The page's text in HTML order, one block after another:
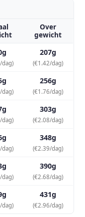
Over
gewicht
dag)
207g
(€1.42/dag)
dag)
256g
(€1.76/dag)
dag)
303g
(€2.08/dag)
dag)
348g
(€2.39/dag)
dag)
390g
(€2.68/dag)
dag)
431g
(€2.96/dag)